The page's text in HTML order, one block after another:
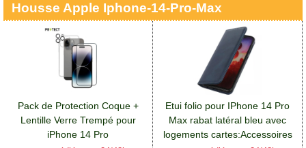
Housse Apple Iphone-14-Pro-Max
Pack de Protection Coque +
Lentille Verre Trempé pour
iPhone 14 Pro
Etui folio pour IPhone 14 Pro
Max rabat latéral bleu avec
logements cartes:Accessoires